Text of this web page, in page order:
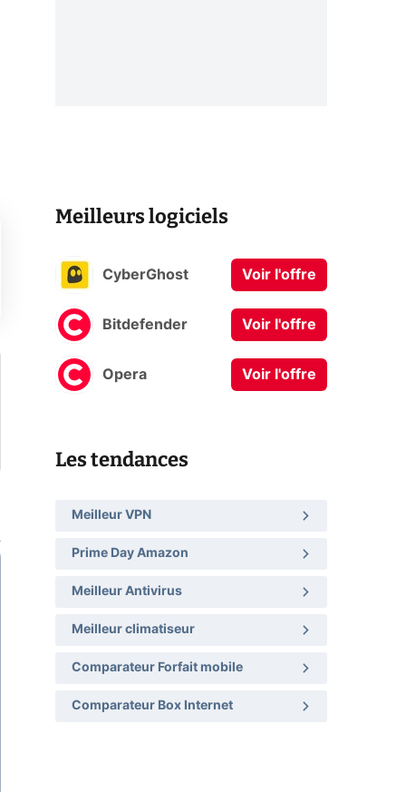
Meilleurs logiciels
CyberGhost Voir l'offre
Bitdefender Voir l'offre
Opera Voir l'offre
Les tendances
Meilleur VPN
Prime Day Amazon
Meilleur Antivirus
Meilleur climatiseur
Comparateur Forfait mobile
Comparateur Box Internet